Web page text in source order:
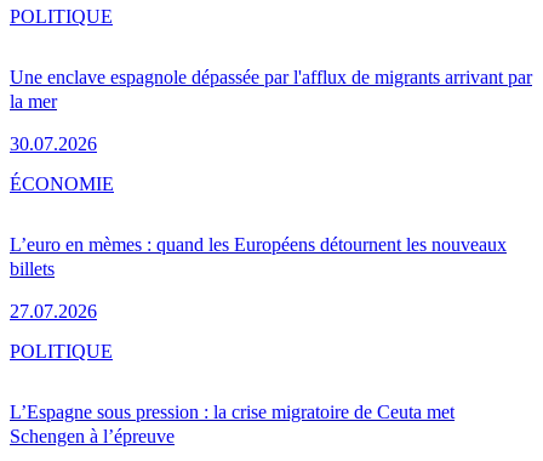
Une enclave espagnole dépassée par l'afflux de migrants arrivant par
la mer
30.07.2026
POLITIQUE
L’euro en mèmes : quand les Européens détournent les nouveaux
billets
27.07.2026
ÉCONOMIE
L’Espagne sous pression : la crise migratoire de Ceuta met
Schengen à l’épreuve
POLITIQUE